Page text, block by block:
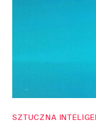
SZTUCZNA